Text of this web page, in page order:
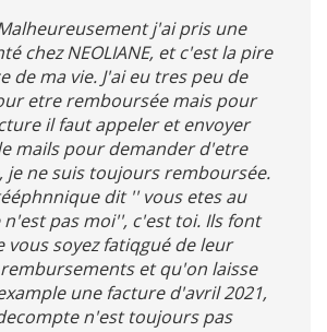
j'ai pris une
chez NEOLIANE, et c'est la pire
de ma vie. J'ai eu tres peu de
etre remboursée mais pour
il faut appeler et envoyer
mails pour demander d'etre
je ne suis toujours remboursée.
dit '' vous etes au
pas moi'', c'est toi. Ils font
vous soyez fatiqgué de leur
et qu'on laisse
une facture d'avril 2021,
n'est toujours pas